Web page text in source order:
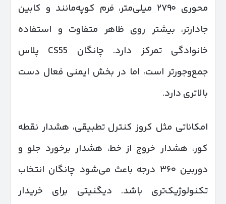
محوری ۲۷۹۰ میلی‌متر، فرم کوپه‌مانند و کابین
جادارتر، بیشتر روی ظاهر متفاوت و استفاده
خانوادگی تمرکز دارد. چانگان CS55 پلاس
جمع‌وجورتر است، اما در بخش ایمنی فعال دست
بالاتری دارد.
امکاناتی مثل کروز کنترل تطبیقی، هشدار نقطه
کور، هشدار خروج از خط، هشدار برخورد جلو و
دوربین ۳۶۰ درجه باعث می‌شود چانگان انتخاب
تکنولوژیک‌تری باشد. دیگنیتی برای خریدار